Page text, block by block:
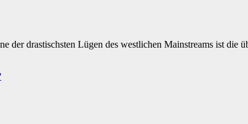
der drastischsten Lügen des westlichen Mainstreams ist die